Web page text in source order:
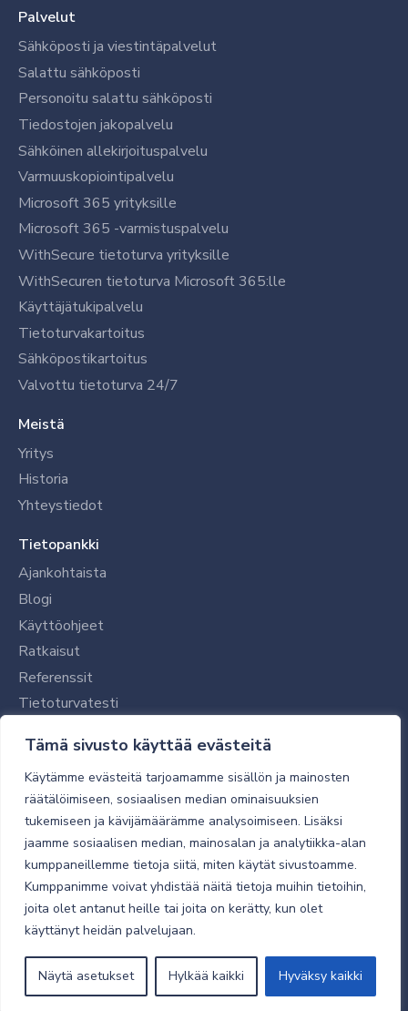
Tämä sivusto käyttää evästeitä
Käytämme evästeitä tarjoamamme sisällön ja mainosten
räätälöimiseen, sosiaalisen median ominaisuuksien
tukemiseen ja kävijämäärämme analysoimiseen. Lisäksi
jaamme sosiaalisen median, mainosalan ja analytiikka-alan
kumppaneillemme tietoja siitä, miten käytät sivustoamme.
Kumppanimme voivat yhdistää näitä tietoja muihin tietoihin,
joita olet antanut heille tai joita on kerätty, kun olet
käyttänyt heidän palvelujaan.
Näytä asetukset Hylkää kaikki Hyväksy kaikki
Palvelut
Sähköposti ja viestintäpalvelut
Salattu sähköposti
Personoitu salattu sähköposti
Tiedostojen jakopalvelu
Sähköinen allekirjoituspalvelu
Varmuuskopiointipalvelu
Microsoft 365 yrityksille
Microsoft 365 -varmistuspalvelu
WithSecure tietoturva yrityksille
WithSecuren tietoturva Microsoft 365:lle
Käyttäjätukipalvelu
Tietoturvakartoitus
Sähköpostikartoitus
Valvottu tietoturva 24/7
Meistä
Yritys
Historia
Yhteystiedot
Tietopankki
Ajankohtaista
Blogi
Käyttöohjeet
Ratkaisut
Referenssit
Tietoturvatesti
Tilaajalle
Toimitustavat ja -kulut
Verkkokaupan yleiset ehdot
Toimitusehdot
Tietosuojaseloste
Tietoturva
© 2026 Micro Magic